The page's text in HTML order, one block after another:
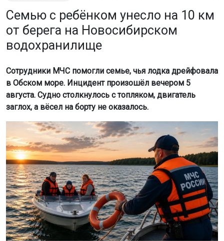
Семью с ребёнком унесло на 10 км
от берега на Новосибирском
водохранилище
Сотрудники МЧС помогли семье, чья лодка дрейфовала
в Обском море. Инцидент произошёл вечером 5
августа. Судно столкнулось с топляком, двигатель
заглох, а вёсел на борту не оказалось.